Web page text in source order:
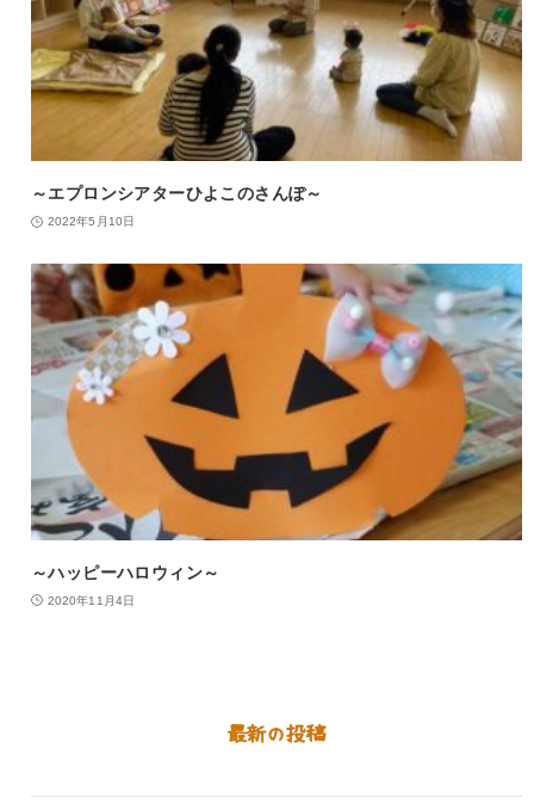
～エプロンシアターひよこのさんぽ～
2022年5月10日
～ハッピーハロウィン～
2020年11月4日
最新の投稿